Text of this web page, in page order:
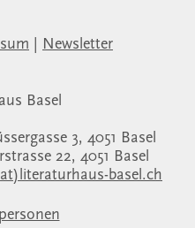
Newsletter
Basel
3, 4051 Basel
22, 4051 Basel
basel.ch